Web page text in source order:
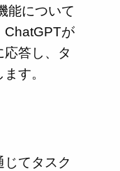
能について
ChatGPTが
答し、タ
す。
てタスク